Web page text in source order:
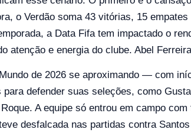
o Verdão soma 43 vitórias, 15
a Data Fifa tem impactado o
atenção e energia do clube. Abel
de 2026 se aproximando — com
para defender suas seleções, como
A equipe só entrou em campo
desfalcada nas partidas contra